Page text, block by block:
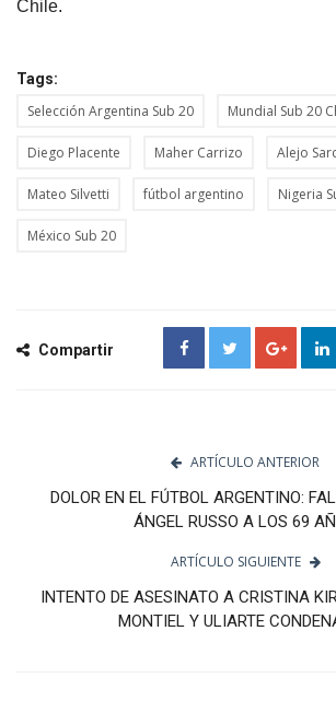
Chile.
Tags:
Selección Argentina Sub 20 Mundial Sub 20
Diego Placente Maher Carrizo Alejo
Mateo Silvetti fútbol argentino Nigeria
México Sub 20
Compartir
ARTÍCULO ANTERIOR
DOLOR EN EL FÚTBOL ARGENTINO:
ÁNGEL RUSSO A LOS 69
ARTÍCULO SIGUIENTE
INTENTO DE ASESINATO A CRISTINA
MONTIEL Y ULIARTE